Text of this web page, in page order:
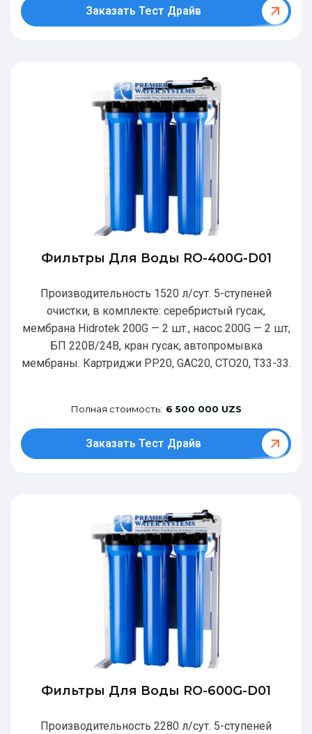
Заказать Тест Драйв
Фильтры Для Воды RO-400G-D01
Производительность 1520 л/сут. 5-ступеней
очистки, в комплекте: серебристый гусак,
мембрана Hidrotek 200G — 2 шт., насос 200G — 2 шт,
БП 220В/24В, кран гусак, автопромывка
мембраны. Картриджи РР20, GAC20, CTO20, T33-33.
Полная стоимость: 6 500 000 UZS
Заказать Тест Драйв
Фильтры Для Воды RO-600G-D01
Производительность 2280 л/сут. 5-ступеней